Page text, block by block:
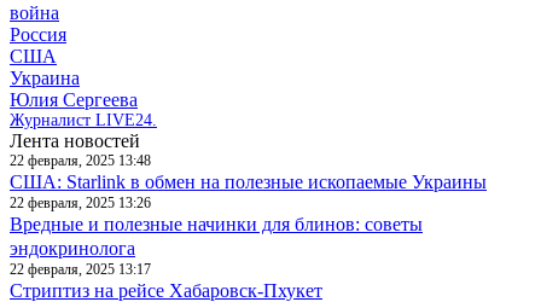
война
Россия
США
Украина
Юлия Сергеева
Журналист LIVE24.
Лента новостей
22 февраля, 2025 13:48
США: Starlink в обмен на полезные ископаемые Украины
22 февраля, 2025 13:26
Вредные и полезные начинки для блинов: советы
эндокринолога
22 февраля, 2025 13:17
Стриптиз на рейсе Хабаровск-Пхукет